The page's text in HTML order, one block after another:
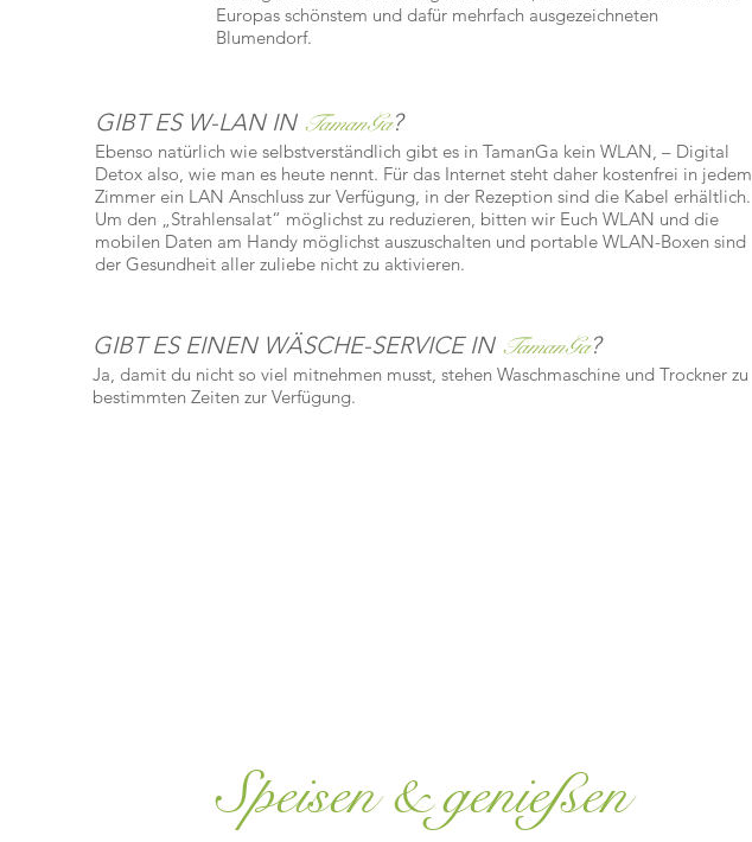
Europas schönstem und dafür mehrfach ausgezeichneten
Blumendorf.
GIBT ES W-LAN IN TamanGa?
Ebenso natürlich wie selbstverständlich gibt es in TamanGa kein WLAN, – Digital
Detox also, wie man es heute nennt. Für das Internet steht daher kostenfrei in jedem
Zimmer ein LAN Anschluss zur Verfügung, in der Rezeption sind die Kabel erhältlich.
Um den „Strahlensalat“ möglichst zu reduzieren, bitten wir Euch WLAN und die
mobilen Daten am Handy möglichst auszuschalten und portable WLAN-Boxen sind
der Gesundheit aller zuliebe nicht zu aktivieren.
GIBT ES EINEN WÄSCHE-SERVICE IN TamanGa?
Ja, damit du nicht so viel mitnehmen musst, stehen Waschmaschine und Trockner zu
bestimmten Zeiten zur Verfügung.
Speisen & genießen